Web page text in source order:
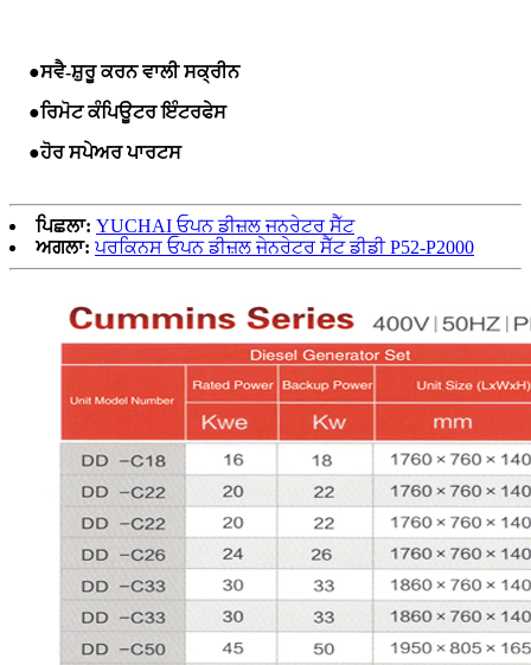
●ਸਵੈ-ਸ਼ੁਰੂ ਕਰਨ ਵਾਲੀ ਸਕ੍ਰੀਨ
●ਰਿਮੋਟ ਕੰਪਿਊਟਰ ਇੰਟਰਫੇਸ
●ਹੋਰ ਸਪੇਅਰ ਪਾਰਟਸ
ਪਿਛਲਾ: YUCHAI ਓਪਨ ਡੀਜ਼ਲ ਜਨਰੇਟਰ ਸੈੱਟ
ਅਗਲਾ: ਪਰਕਿਨਸ ਓਪਨ ਡੀਜ਼ਲ ਜੇਨਰੇਟਰ ਸੈੱਟ ਡੀਡੀ P52-P2000